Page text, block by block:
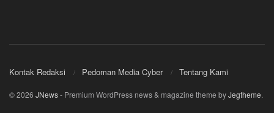
Kontak Redaksi Pedoman Media Cyber Tentang Kami
© 2026 JNews- Premium WordPress news & magazine theme byJegtheme.